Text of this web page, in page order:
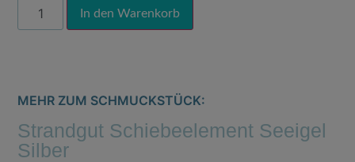
In den Warenkorb
MEHR ZUM SCHMUCKSTÜCK:
Strandgut Schiebeelement Seeigel
Silber